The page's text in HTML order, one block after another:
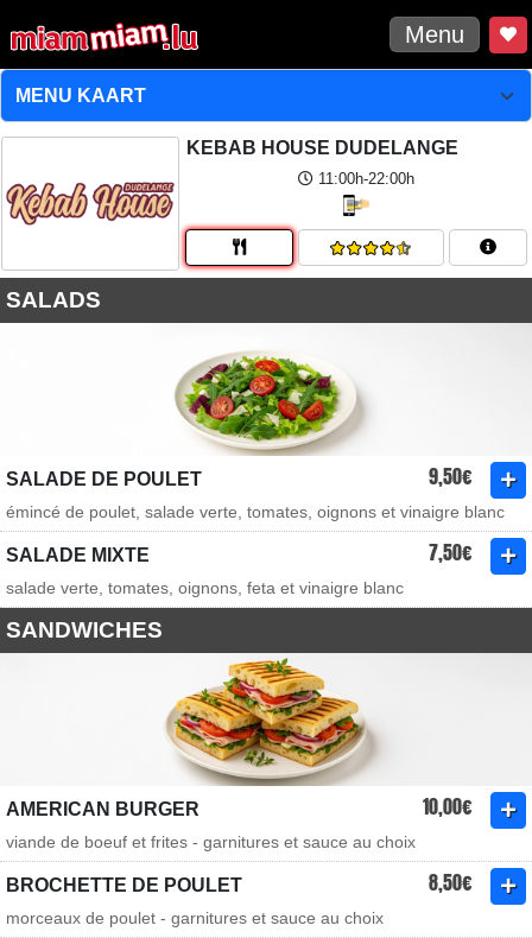
Menu
KEBAB HOUSE DUDELANGE
11:00h-22:00h
SALADS
SALADE DE POULET 9,50€
émincé de poulet, salade verte, tomates, oignons et vinaigre blanc
SALADE MIXTE 7,50€
salade verte, tomates, oignons, feta et vinaigre blanc
SANDWICHES
AMERICAN BURGER 10,00€
viande de boeuf et frites - garnitures et sauce au choix
BROCHETTE DE POULET 8,50€
morceaux de poulet - garnitures et sauce au choix